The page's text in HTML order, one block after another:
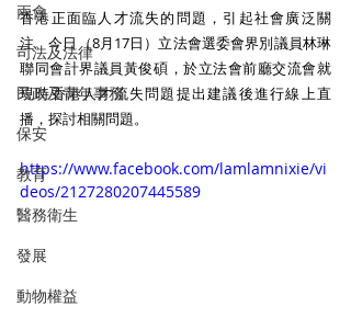
兩會
司法及法律
民政及青年事務
保安
教育
醫務衛生
發展
動物權益
香港正面臨人才流失的問題，引起社會廣泛關
注。今日（8月17日）立法會選委會界別議員林琳
聯同會計界議員黃俊碩，於立法會前廳交流會就
現時香港人才流失問題提出建議後進行線上直
播，探討相關問題。
https://www.facebook.com/lamlamnixie/vi
deos/2127280207445589